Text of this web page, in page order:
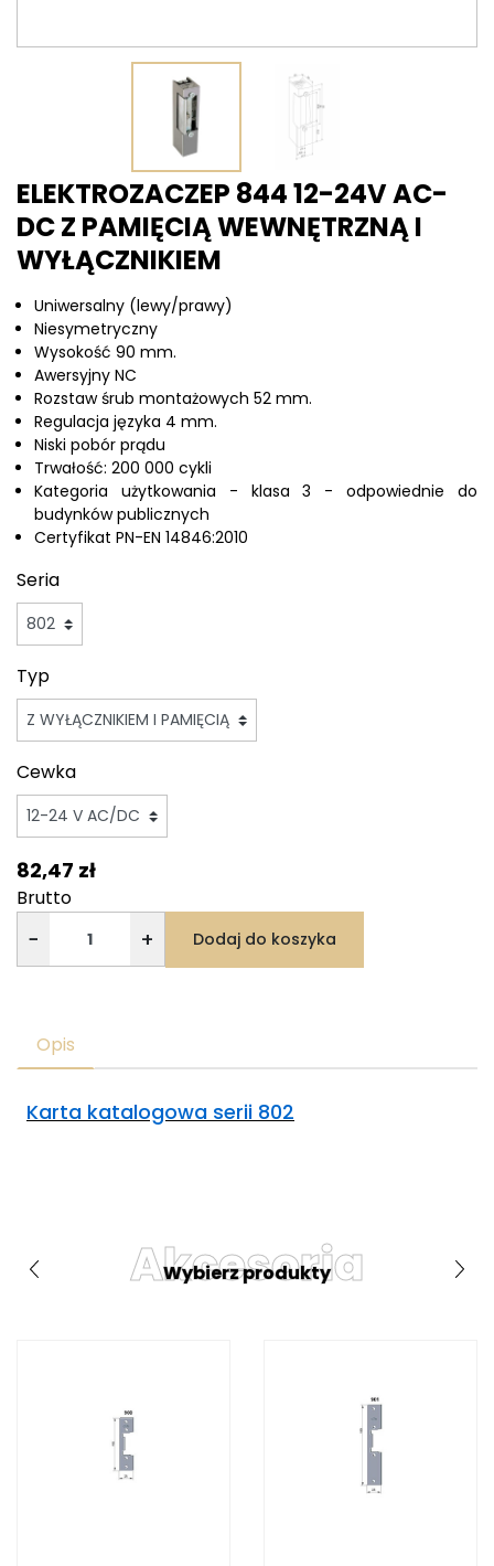
ELEKTROZACZEP 844 12-24V AC-
DC Z PAMIĘCIĄ WEWNĘTRZNĄ I
WYŁĄCZNIKIEM
Uniwersalny (lewy/prawy)
Niesymetryczny
Wysokość 90 mm.
Awersyjny NC
Rozstaw śrub montażowych 52 mm.
Regulacja języka 4 mm.
Niski pobór prądu
Trwałość: 200 000 cykli
Kategoria użytkowania - klasa 3 - odpowiednie do
budynków publicznych
Certyfikat PN-EN 14846:2010
Seria
Typ
Cewka
82,47 zł
Brutto
− + Dodaj do koszyka
Opis
Karta katalogowa serii 802
Akcesoria
Wybierz produkty